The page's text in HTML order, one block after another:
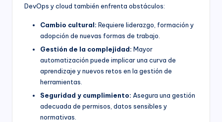
DevOps y cloud también enfrenta obstáculos:
Cambio cultural: Requiere liderazgo, formación y
adopción de nuevas formas de trabajo.
Gestión de la complejidad: Mayor
automatización puede implicar una curva de
aprendizaje y nuevos retos en la gestión de
herramientas.
Seguridad y cumplimiento: Asegura una gestión
adecuada de permisos, datos sensibles y
normativas.